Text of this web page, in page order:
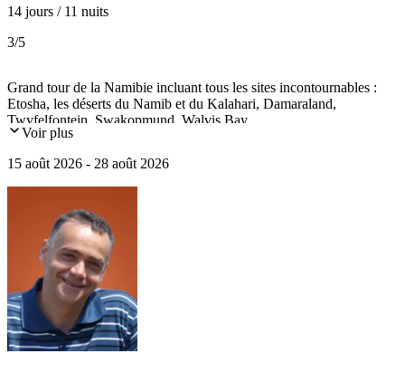
14 jours / 11 nuits
3/5
Grand tour de la Namibie incluant tous les sites incontournables :
Etosha, les déserts du Namib et du Kalahari, Damaraland,
Twyfelfontein, Swakopmund, Walvis Bay...
Voir plus
15 août 2026 - 28 août 2026